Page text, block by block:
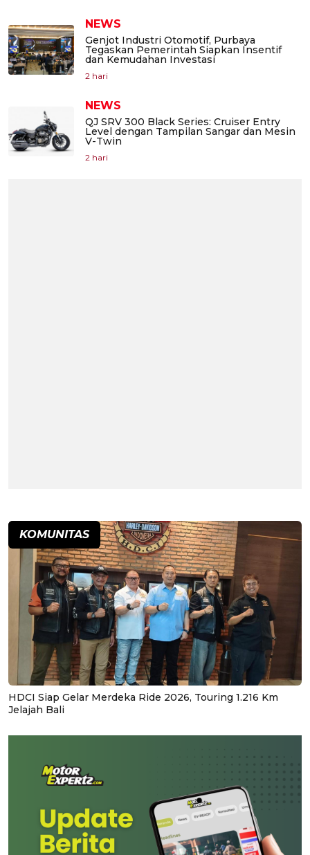
NEWS
Genjot Industri Otomotif, Purbaya
Tegaskan Pemerintah Siapkan Insentif
dan Kemudahan Investasi
2 hari
NEWS
QJ SRV 300 Black Series: Cruiser Entry
Level dengan Tampilan Sangar dan Mesin
V-Twin
2 hari
KOMUNITAS
HDCI Siap Gelar Merdeka Ride 2026, Touring 1.216 Km
Jelajah Bali